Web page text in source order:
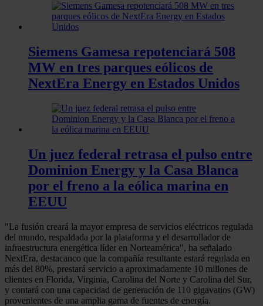
Siemens Gamesa repotenciará 508
MW en tres parques eólicos de
NextEra Energy en Estados Unidos
Un juez federal retrasa el pulso entre
Dominion Energy y la Casa Blanca
por el freno a la eólica marina en
EEUU
"La fusión creará la mayor empresa de servicios eléctricos regulada
del mundo, respaldada por la plataforma y el desarrollador de
infraestructura energética líder en Norteamérica", ha señalado
NextEra, destacanco que la compañía resultante estará regulada en
más del 80%, prestará servicio a aproximadamente 10 millones de
clientes en Florida, Virginia, Carolina del Norte y Carolina del Sur,
y contará con una capacidad de generación de 110 gigavatios (GW)
provenientes de una amplia gama de fuentes de energía.